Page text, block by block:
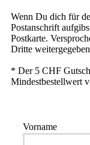
Wenn Du dich für
Postanschrift
Postkarte.
Dritte
* Der 5 CHF
Mindestbestellwert
Vorname